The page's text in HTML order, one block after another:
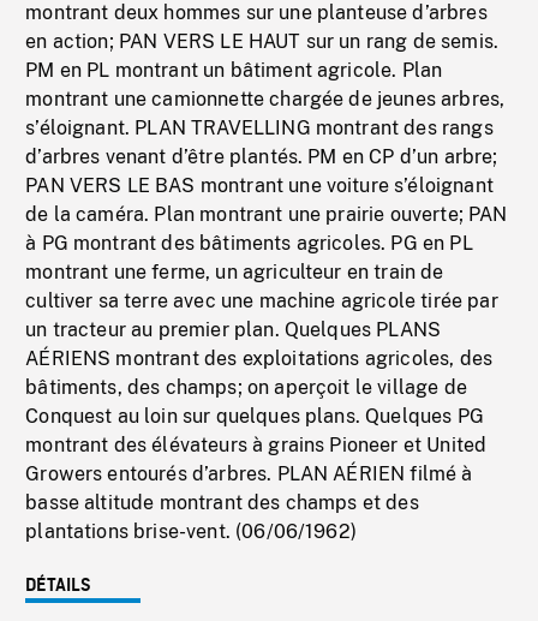
montrant deux hommes sur une planteuse d’arbres
en action; PAN VERS LE HAUT sur un rang de semis.
PM en PL montrant un bâtiment agricole. Plan
montrant une camionnette chargée de jeunes arbres,
s’éloignant. PLAN TRAVELLING montrant des rangs
d’arbres venant d’être plantés. PM en CP d’un arbre;
PAN VERS LE BAS montrant une voiture s’éloignant
de la caméra. Plan montrant une prairie ouverte; PAN
à PG montrant des bâtiments agricoles. PG en PL
montrant une ferme, un agriculteur en train de
cultiver sa terre avec une machine agricole tirée par
un tracteur au premier plan. Quelques PLANS
AÉRIENS montrant des exploitations agricoles, des
bâtiments, des champs; on aperçoit le village de
Conquest au loin sur quelques plans. Quelques PG
montrant des élévateurs à grains Pioneer et United
Growers entourés d’arbres. PLAN AÉRIEN filmé à
basse altitude montrant des champs et des
plantations brise-vent. (06/06/1962)
DÉTAILS